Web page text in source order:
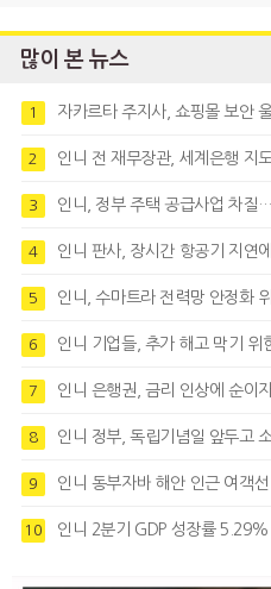
많이 본 뉴스
1 자카르타 주지사, 쇼핑몰 보안
2 인니 전 재무장관, 세계은행 지
3 인니, 정부 주택 공급사업 차질
4 인니 판사, 장시간 항공기 지연에
5 인니, 수마트라 전력망 안정화
6 인니 기업들, 추가 해고 막기 위
7 인니 은행권, 금리 인상에 순이
8 인니 정부, 독립기념일 앞두고 소
9 인니 동부자바 해안 인근 여객
10 인니 2분기 GDP 성장률